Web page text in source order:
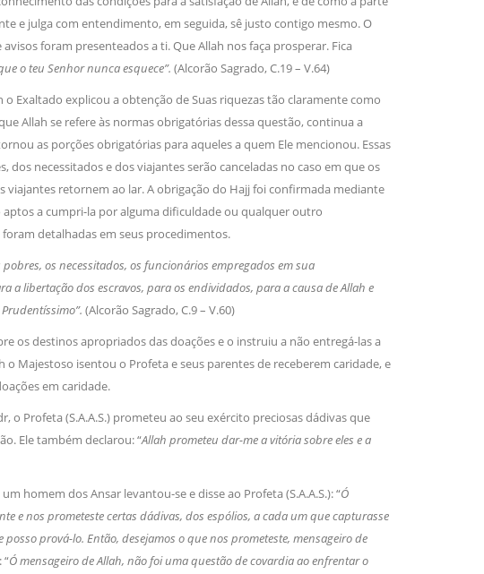
a todos os irmãos e irmãs um novo
da República Islâmica do Irã
feira, 03 de Abril, o Centro Islâmico no Brasil recebeu em sua
o ex-ministro das Relações Exteriores da República Islâmica
que encontra-se visitando
e julga com entendimento, em seguida, sê justo contigo mesmo. O
foram presenteados a ti. Que Allah nos faça prosperar. Fica
o teu Senhor nunca esquece”. (Alcorão Sagrado, C.19 – V.64)
Exaltado explicou a obtenção de Suas riquezas tão claramente como
Allah se refere às normas obrigatórias dessa questão, continua a
as porções obrigatórias para aqueles a quem Ele mencionou. Essas
necessitados e dos viajantes serão canceladas no caso em que os
viajantes retornem ao lar. A obrigação do Hajj foi confirmada mediante
aptos a cumpri-la por alguma dificuldade ou qualquer outro
detalhadas em seus procedimentos.
os necessitados, os funcionários empregados em sua
a libertação dos escravos, para os endividados, para a causa de Allah e
(Alcorão Sagrado, C.9 – V.60)
os destinos apropriados das doações e o instruiu a não entregá-las a
Majestoso isentou o Profeta e seus parentes de receberem caridade, e
em caridade.
o Profeta (S.A.A.S.) prometeu ao seu exército preciosas dádivas que
Ele também declarou: “Allah prometeu dar-me a vitória sobre eles e a
homem dos Ansar levantou-se e disse ao Profeta (S.A.A.S.): “Ó
e nos prometeste certas dádivas, dos espólios, a cada um que capturasse
prová-lo. Então, desejamos o que nos prometeste, mensageiro de
Ó mensageiro de Allah, não foi uma questão de covardia ao enfrentar o